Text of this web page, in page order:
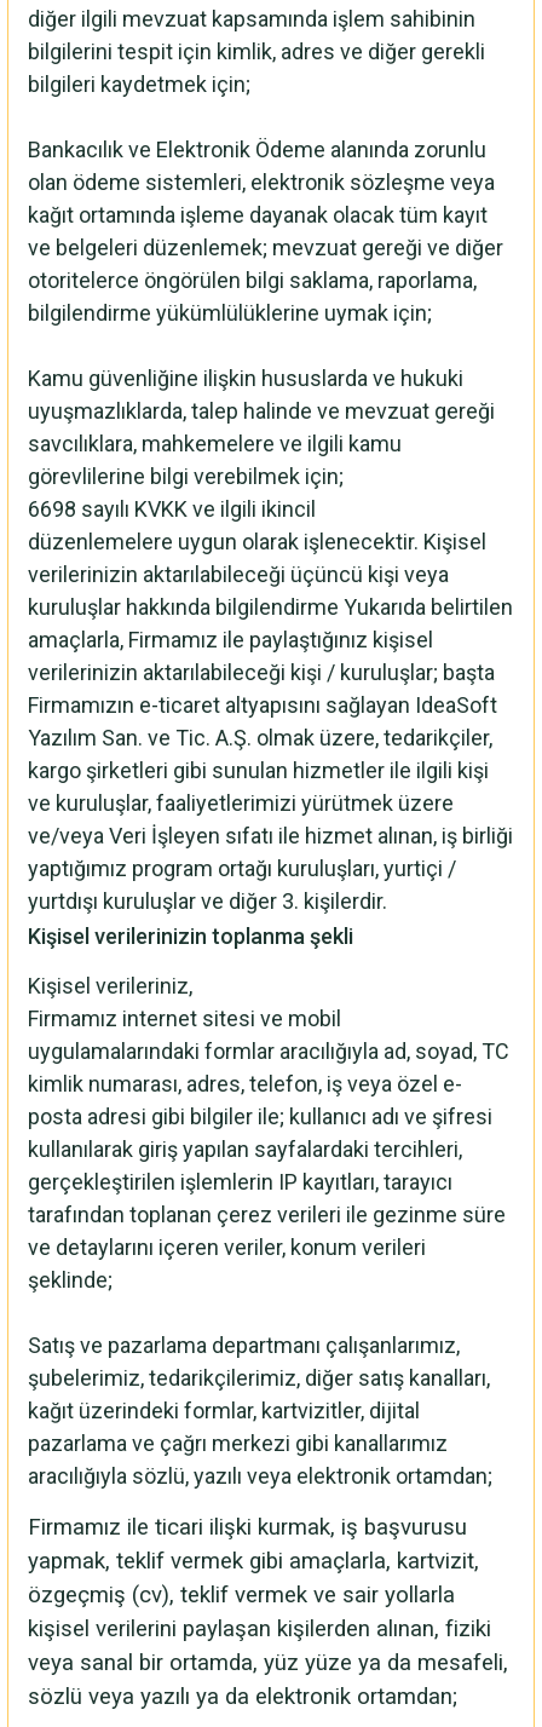
diğer ilgili mevzuat kapsamında işlem sahibinin
bilgilerini tespit için kimlik, adres ve diğer gerekli
bilgileri kaydetmek için;
Bankacılık ve Elektronik Ödeme alanında zorunlu
olan ödeme sistemleri, elektronik sözleşme veya
kağıt ortamında işleme dayanak olacak tüm kayıt
ve belgeleri düzenlemek; mevzuat gereği ve diğer
otoritelerce öngörülen bilgi saklama, raporlama,
bilgilendirme yükümlülüklerine uymak için;
Kamu güvenliğine ilişkin hususlarda ve hukuki
uyuşmazlıklarda, talep halinde ve mevzuat gereği
savcılıklara, mahkemelere ve ilgili kamu
görevlilerine bilgi verebilmek için;
6698 sayılı KVKK ve ilgili ikincil
düzenlemelere uygun olarak işlenecektir. Kişisel
verilerinizin aktarılabileceği üçüncü kişi veya
kuruluşlar hakkında bilgilendirme Yukarıda belirtilen
amaçlarla, Firmamız ile paylaştığınız kişisel
verilerinizin aktarılabileceği kişi / kuruluşlar; başta
Firmamızın e-ticaret altyapısını sağlayan IdeaSoft
Yazılım San. ve Tic. A.Ş. olmak üzere, tedarikçiler,
kargo şirketleri gibi sunulan hizmetler ile ilgili kişi
ve kuruluşlar, faaliyetlerimizi yürütmek üzere
ve/veya Veri İşleyen sıfatı ile hizmet alınan, iş birliği
yaptığımız program ortağı kuruluşları, yurtiçi /
yurtdışı kuruluşlar ve diğer 3. kişilerdir.
Kişisel verilerinizin toplanma şekli
Kişisel verileriniz,
Firmamız internet sitesi ve mobil
uygulamalarındaki formlar aracılığıyla ad, soyad, TC
kimlik numarası, adres, telefon, iş veya özel e-
posta adresi gibi bilgiler ile; kullanıcı adı ve şifresi
kullanılarak giriş yapılan sayfalardaki tercihleri,
gerçekleştirilen işlemlerin IP kayıtları, tarayıcı
tarafından toplanan çerez verileri ile gezinme süre
ve detaylarını içeren veriler, konum verileri
şeklinde;
Satış ve pazarlama departmanı çalışanlarımız,
şubelerimiz, tedarikçilerimiz, diğer satış kanalları,
kağıt üzerindeki formlar, kartvizitler, dijital
pazarlama ve çağrı merkezi gibi kanallarımız
aracılığıyla sözlü, yazılı veya elektronik ortamdan;
Firmamız ile ticari ilişki kurmak, iş başvurusu
yapmak, teklif vermek gibi amaçlarla, kartvizit,
özgeçmiş (cv), teklif vermek ve sair yollarla
kişisel verilerini paylaşan kişilerden alınan, fiziki
veya sanal bir ortamda, yüz yüze ya da mesafeli,
sözlü veya yazılı ya da elektronik ortamdan;